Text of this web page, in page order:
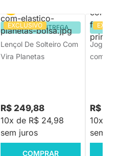
EXCLUSIVO
PRONTA ENTREGA
Lençol De Solteiro Com
Vira Planetas
R$ 249,88
10x de R$ 24,98
sem juros
COMPRAR
Jogo de
com
R$
10x de
sem